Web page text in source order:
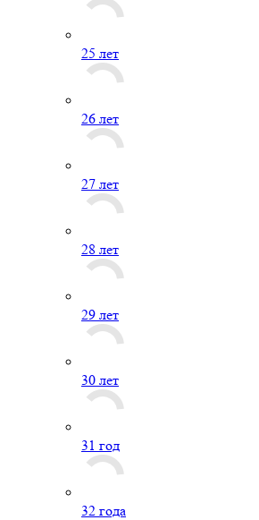
25 лет
26 лет
27 лет
28 лет
29 лет
30 лет
31 год
32 года